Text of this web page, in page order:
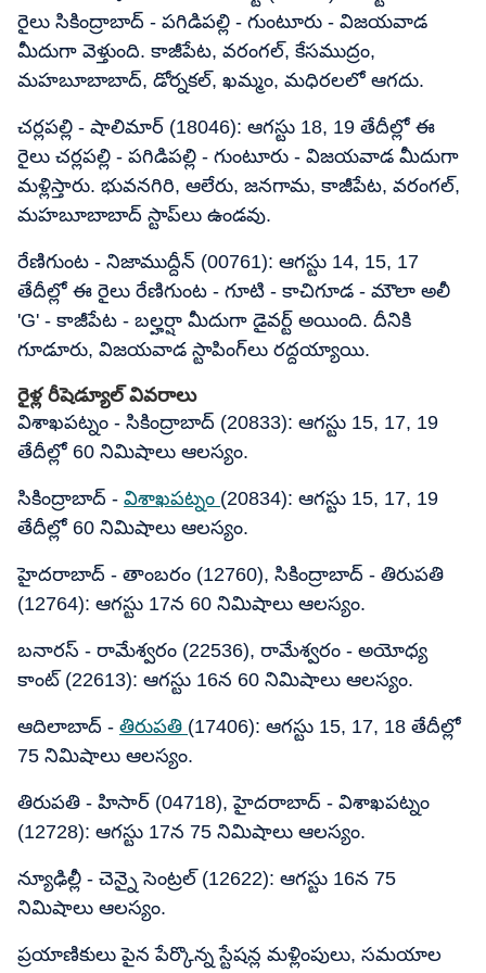
రైలు సికింద్రాబాద్ - పగిడిపల్లి - గుంటూరు - విజయవాడ
మీదుగా వెళ్తుంది. కాజీపేట, వరంగల్, కేసముద్రం,
మహబూబాబాద్, డోర్నకల్, ఖమ్మం, మధిరలలో ఆగదు.
చర్లపల్లి - షాలిమార్ (18046): ఆగస్టు 18, 19 తేదీల్లో ఈ
రైలు చర్లపల్లి - పగిడిపల్లి - గుంటూరు - విజయవాడ మీదుగా
మళ్లిస్తారు. భువనగిరి, ఆలేరు, జనగామ, కాజీపేట, వరంగల్,
మహబూబాబాద్ స్టాప్‌లు ఉండవు.
రేణిగుంట - నిజాముద్దీన్ (00761): ఆగస్టు 14, 15, 17
తేదీల్లో ఈ రైలు రేణిగుంట - గూటి - కాచిగూడ - మౌలా అలీ
'G' - కాజీపేట - బల్హర్షా మీదుగా డైవర్ట్ అయింది. దీనికి
గూడూరు, విజయవాడ స్టాపింగ్‌లు రద్దయ్యాయి.
రైళ్ల రీషెడ్యూల్ వివరాలు
విశాఖపట్నం - సికింద్రాబాద్ (20833): ఆగస్టు 15, 17, 19
తేదీల్లో 60 నిమిషాలు ఆలస్యం.
సికింద్రాబాద్ - విశాఖపట్నం (20834): ఆగస్టు 15, 17, 19
తేదీల్లో 60 నిమిషాలు ఆలస్యం.
హైదరాబాద్ - తాంబరం (12760), సికింద్రాబాద్ - తిరుపతి
(12764): ఆగస్టు 17న 60 నిమిషాలు ఆలస్యం.
బనారస్ - రామేశ్వరం (22536), రామేశ్వరం - అయోధ్య
కాంట్ (22613): ఆగస్టు 16న 60 నిమిషాలు ఆలస్యం.
ఆదిలాబాద్ - తిరుపతి (17406): ఆగస్టు 15, 17, 18 తేదీల్లో
75 నిమిషాలు ఆలస్యం.
తిరుపతి - హిసార్ (04718), హైదరాబాద్ - విశాఖపట్నం
(12728): ఆగస్టు 17న 75 నిమిషాలు ఆలస్యం.
న్యూఢిల్లీ - చెన్నై సెంట్రల్ (12622): ఆగస్టు 16న 75
నిమిషాలు ఆలస్యం.
ప్రయాణికులు పైన పేర్కొన్న స్టేషన్ల మళ్లింపులు, సమయాల